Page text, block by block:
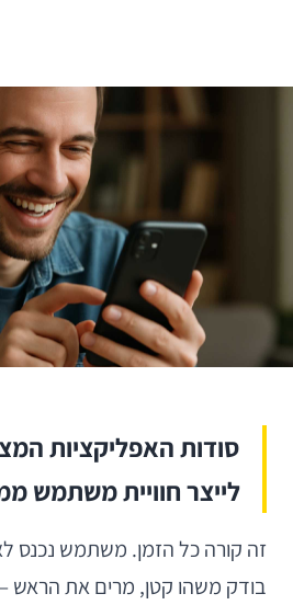
סודות האפליקציות
לייצר חוויית משתמש
זה קורה כל הזמן. משתמש נכנס
בודק משהו קטן, מרים את הראש